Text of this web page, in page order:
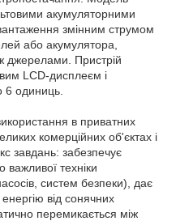
акумуляторними
змінним струмом
або акумулятора,
джерелами. Пристрій
LCD-дисплеєм і
6 одиниць.
в приватних
комерційних об'єктах і
завдань: забезпечує
техніки
систем безпеки), дає
від сонячних
перемикається між